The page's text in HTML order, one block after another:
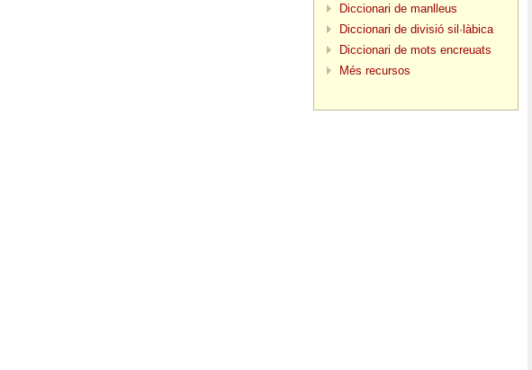
Diccionari de manlleus
Diccionari de divisió sil·làbica
Diccionari de mots encreuats
Més recursos